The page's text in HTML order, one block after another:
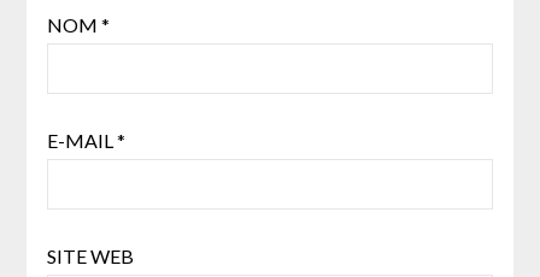
NOM *
E-MAIL*
SITE WEB